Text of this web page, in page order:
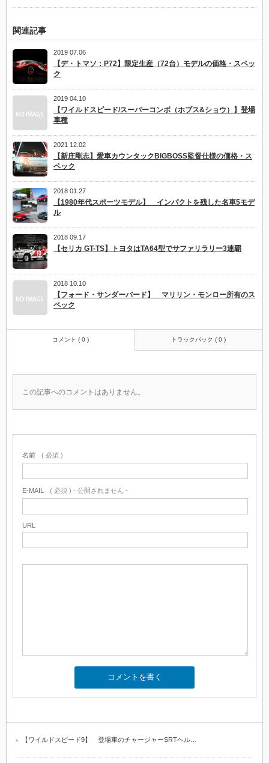
関連記事
2019 07.06
【デ・トマソ：P72】限定生産（72台）モデルの価格・スペッ
ク
2019 04.10
【ワイルドスピード/スーパーコンボ（ホブス&ショウ）】登場
車種
2021 12.02
【新庄剛志】愛車カウンタックBIGBOSS監督仕様の価格・ス
ペック
2018 01.27
【1980年代スポーツモデル】 インパクトを残した名車5モデ
ル
2018 09.17
【セリカ GT-TS】トヨタはTA64型でサファリラリー3連覇
2018 10.10
【フォード・サンダーバード】 マリリン・モンロー所有のス
ペック
コメント ( 0 ) トラックバック ( 0 )
この記事へのコメントはありません。
名前 ( 必須 )
E-MAIL ( 必須 ) - 公開されません -
URL
【ワイルドスピード9】 登場車のチャージャーSRTヘル…